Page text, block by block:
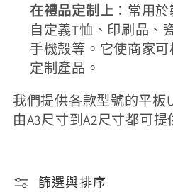
在禮品定制上 ：常用
自定義T恤、印刷品、
手機殼等。它使商家
定制產品。
我們提供各款型號的平板
由A3尺寸到A2尺寸都可提
篩選與排序